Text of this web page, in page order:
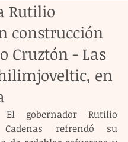
Rutilio
construcción
Cruztón - Las
en
El gobernador Rutilio
Cadenas refrendó su